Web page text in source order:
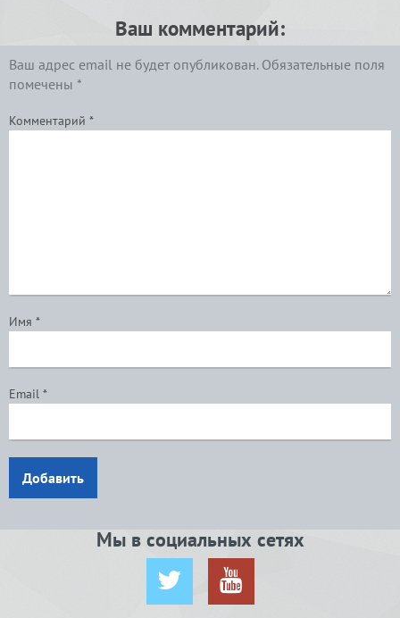
Ваш комментарий:
Ваш адрес email не будет опубликован. Обязательные поля
помечены *
Комментарий *
Имя *
Email *
Добавить
Мы в социальных сетях